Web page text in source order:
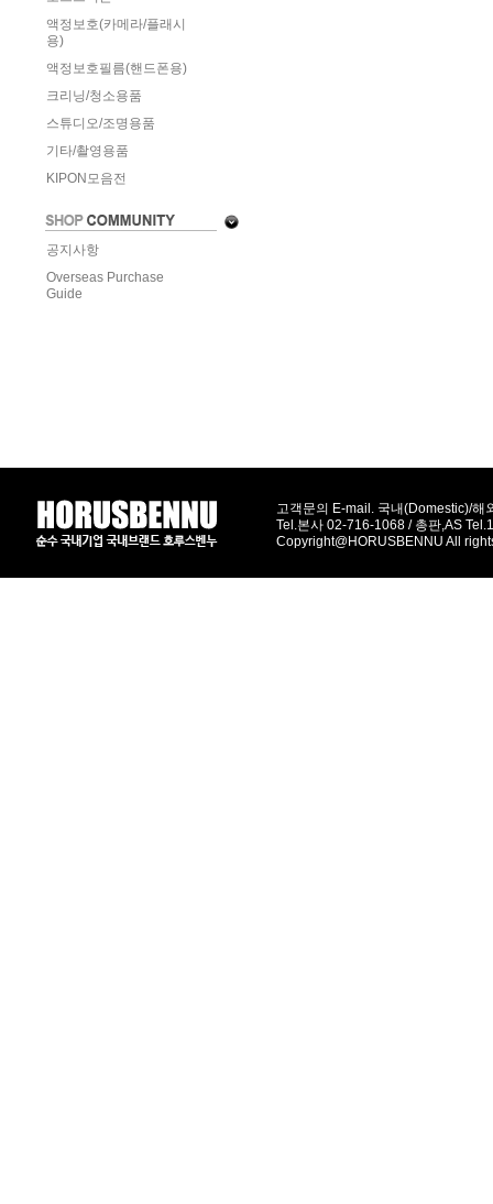
액정보호(카메라/플래시
용)
액정보호필름(핸드폰용)
크리닝/청소용품
스튜디오/조명용품
기타/촬영용품
KIPON모음전
공지사항
Overseas Purchase
Guide
고객문의 E-mail. 국내(Domestic)/
Tel.본사 02-716-1068 / 총판,AS
Copyright@HORUSBENNU All